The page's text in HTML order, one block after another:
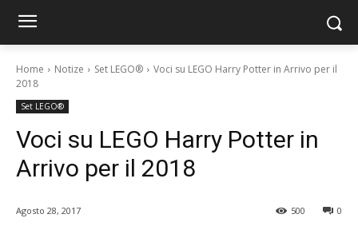
Home Notize Set LEGO®
Voci su LEGO Harry Potter in Arrivo per il
2018
Set LEGO®
Voci su LEGO Harry Potter in
Arrivo per il 2018
Agosto 28, 2017 0
500